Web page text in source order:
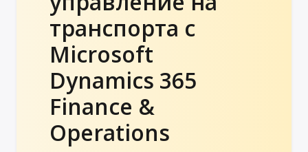
транспорта с
Microsoft
Dynamics 365
Finance &
Operations